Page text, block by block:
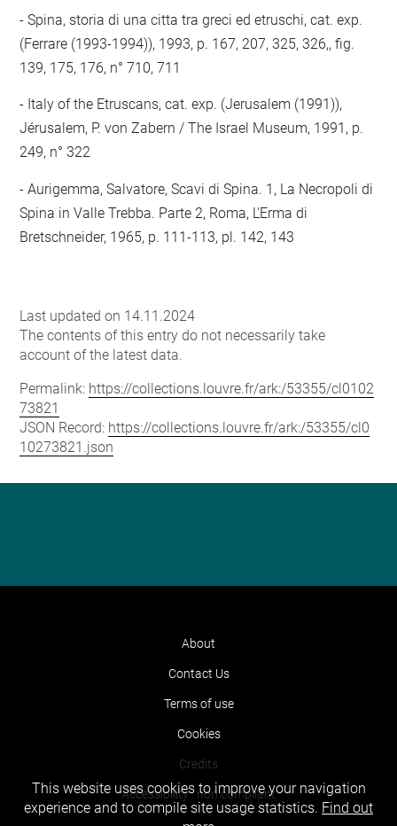
- Spina, storia di una citta tra greci ed etruschi, cat. exp.
(Ferrare (1993-1994)), 1993, p. 167, 207, 325, 326,, fig.
139, 175, 176, n° 710, 711
- Italy of the Etruscans, cat. exp. (Jerusalem (1991)),
Jérusalem, P. von Zabern / The Israel Museum, 1991, p.
249, n° 322
- Aurigemma, Salvatore, Scavi di Spina. 1, La Necropoli di
Spina in Valle Trebba. Parte 2, Roma, L'Erma di
Bretschneider, 1965, p. 111-113, pl. 142, 143
Last updated on 14.11.2024
The contents of this entry do not necessarily take
account of the latest data.
Permalink: https://collections.louvre.fr/ark:/53355/cl0102
73821
JSON Record: https://collections.louvre.fr/ark:/53355/cl0
10273821.json
About
Contact Us
Terms of use
Cookies
Credits
Accessibility : non compliant
This website uses cookies to improve your navigation
experience and to compile site usage statistics. Find out